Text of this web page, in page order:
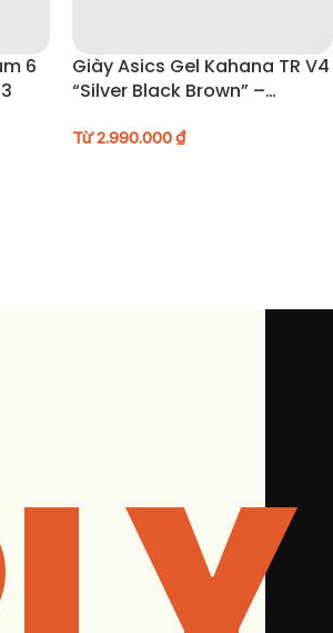
6
Giày Asics Gel Kahana TR V4
“Silver Black Brown” –
Từ2.990.000₫